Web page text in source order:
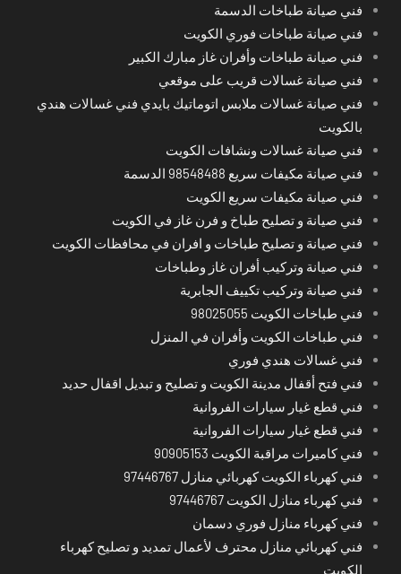
فني صيانة طباخات الدسمة
فني صيانة طباخات فوري الكويت
فني صيانة طباخات وأفران غاز مبارك الكبير
فني صيانة غسالات قريب على موقعي
فني صيانة غسالات ملابس اتوماتيك بايدي فني غسالات هندي
بالكويت
فني صيانة غسالات ونشافات الكويت
فني صيانة مكيفات سريع 98548488 الدسمة
فني صيانة مكيفات سريع الكويت
فني صيانة و تصليح طباخ و فرن غاز في الكويت
فني صيانة و تصليح طباخات و افران في محافظات الكويت
فني صيانة وتركيب أفران غاز وطباخات
فني صيانة وتركيب تكييف الجابرية
فني طباخات الكويت 98025055
فني طباخات الكويت وأفران في المنزل
فني غسالات هندي فوري
فني فتح أقفال مدينة الكويت و تصليح و تبديل اقفال حديد
فني قطع غيار سيارات الفروانية
فني قطع غيار سيارات الفروانية
فني كاميرات مراقبة الكويت 90905153
فني كهرباء الكويت كهربائي منازل 97446767
فني كهرباء منازل الكويت 97446767
فني كهرباء منازل فوري دسمان
فني كهربائي منازل محترف لأعمال تمديد و تصليح كهرباء
الكويت